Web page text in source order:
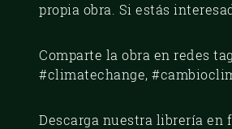
propia obra. Si estás
Comparte la obra en redes
#climatechange,
Descarga nuestra librería en